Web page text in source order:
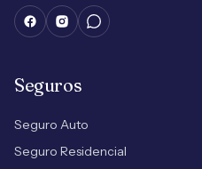
Seguros
Seguro Auto
Seguro Residencial